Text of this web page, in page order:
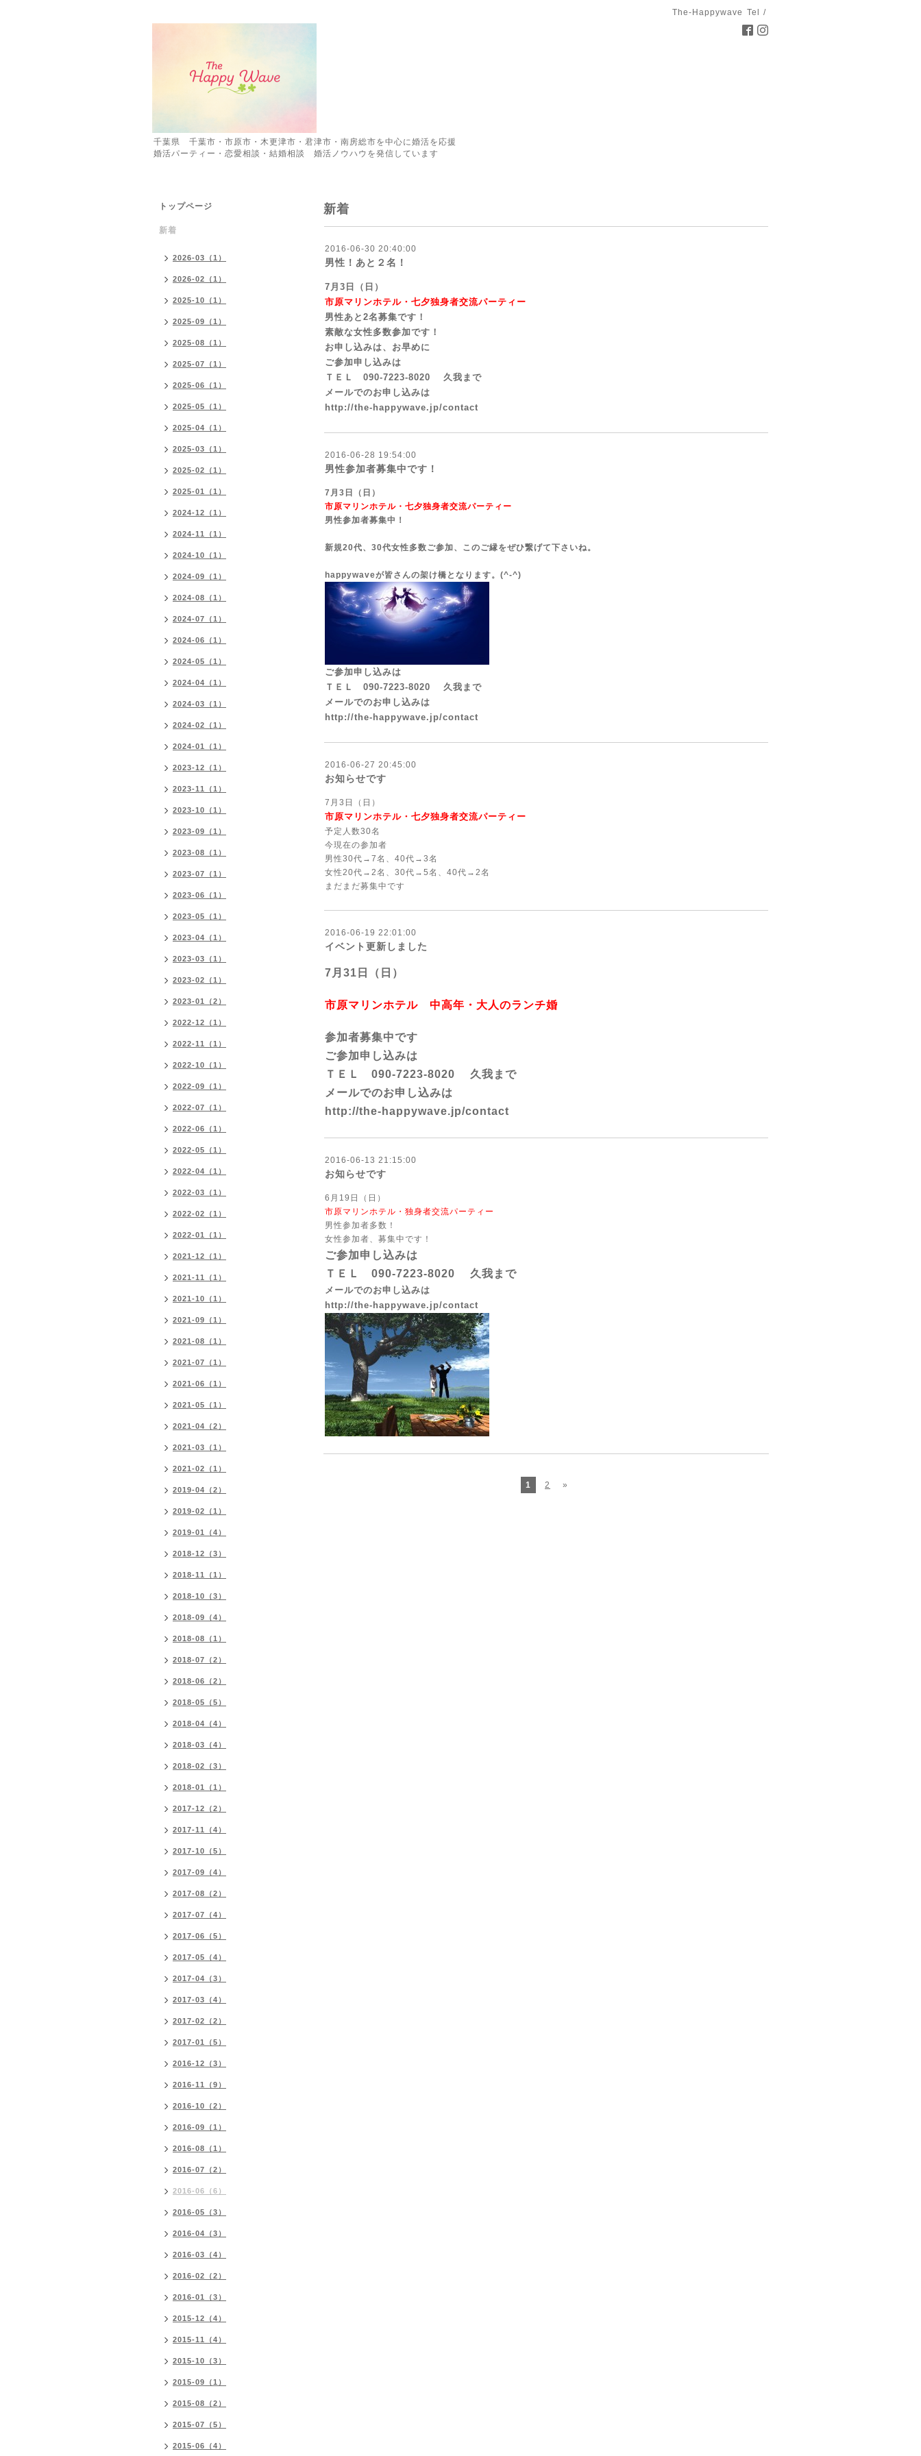
The-Happywave Tel /
千葉県 千葉市・市原市・木更津市・君津市・南房総市を中心に婚活を応援
婚活パーティー・恋愛相談・結婚相談 婚活ノウハウを発信しています
新着
2016-06-30 20:40:00
男性！あと２名！
7月3日（日）
市原マリンホテル・七夕独身者交流パーティー
男性あと2名募集です！
素敵な女性多数参加です！
お申し込みは、お早めに
ご参加申し込みは
ＴＥＬ 090-7223-8020 久我まで
メールでのお申し込みは
http://the-happywave.jp/contact
2016-06-28 19:54:00
男性参加者募集中です！
7月3日（日）
市原マリンホテル・七夕独身者交流パーティー
男性参加者募集中！
新規20代、30代女性多数ご参加、このご縁をぜひ繋げて下さいね。
happywaveが皆さんの架け橋となります。(^-^)
ご参加申し込みは
ＴＥＬ 090-7223-8020 久我まで
メールでのお申し込みは
http://the-happywave.jp/contact
2016-06-27 20:45:00
お知らせです
7月3日（日）
市原マリンホテル・七夕独身者交流パーティー
予定人数30名
今現在の参加者
男性30代→7名、40代→3名
女性20代→2名、30代→5名、40代→2名
まだまだ募集中です
2016-06-19 22:01:00
イベント更新しました
7月31日（日）
市原マリンホテル 中高年・大人のランチ婚
参加者募集中です
ご参加申し込みは
ＴＥＬ 090-7223-8020 久我まで
メールでのお申し込みは
http://the-happywave.jp/contact
2016-06-13 21:15:00
お知らせです
6月19日（日）
市原マリンホテル・独身者交流パーティー
男性参加者多数！
女性参加者、募集中です！
ご参加申し込みは
ＴＥＬ 090-7223-8020 久我まで
メールでのお申し込みは
http://the-happywave.jp/contact
1 2 »
トップページ
新着
2026-03（1）
2026-02（1）
2025-10（1）
2025-09（1）
2025-08（1）
2025-07（1）
2025-06（1）
2025-05（1）
2025-04（1）
2025-03（1）
2025-02（1）
2025-01（1）
2024-12（1）
2024-11（1）
2024-10（1）
2024-09（1）
2024-08（1）
2024-07（1）
2024-06（1）
2024-05（1）
2024-04（1）
2024-03（1）
2024-02（1）
2024-01（1）
2023-12（1）
2023-11（1）
2023-10（1）
2023-09（1）
2023-08（1）
2023-07（1）
2023-06（1）
2023-05（1）
2023-04（1）
2023-03（1）
2023-02（1）
2023-01（2）
2022-12（1）
2022-11（1）
2022-10（1）
2022-09（1）
2022-07（1）
2022-06（1）
2022-05（1）
2022-04（1）
2022-03（1）
2022-02（1）
2022-01（1）
2021-12（1）
2021-11（1）
2021-10（1）
2021-09（1）
2021-08（1）
2021-07（1）
2021-06（1）
2021-05（1）
2021-04（2）
2021-03（1）
2021-02（1）
2019-04（2）
2019-02（1）
2019-01（4）
2018-12（3）
2018-11（1）
2018-10（3）
2018-09（4）
2018-08（1）
2018-07（2）
2018-06（2）
2018-05（5）
2018-04（4）
2018-03（4）
2018-02（3）
2018-01（1）
2017-12（2）
2017-11（4）
2017-10（5）
2017-09（4）
2017-08（2）
2017-07（4）
2017-06（5）
2017-05（4）
2017-04（3）
2017-03（4）
2017-02（2）
2017-01（5）
2016-12（3）
2016-11（9）
2016-10（2）
2016-09（1）
2016-08（1）
2016-07（2）
2016-06（6）
2016-05（3）
2016-04（3）
2016-03（4）
2016-02（2）
2016-01（3）
2015-12（4）
2015-11（4）
2015-10（3）
2015-09（1）
2015-08（2）
2015-07（5）
2015-06（4）